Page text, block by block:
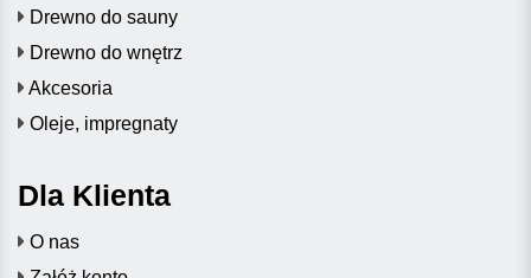
Drewno do sauny
Drewno do wnętrz
Akcesoria
Oleje, impregnaty
Dla Klienta
O nas